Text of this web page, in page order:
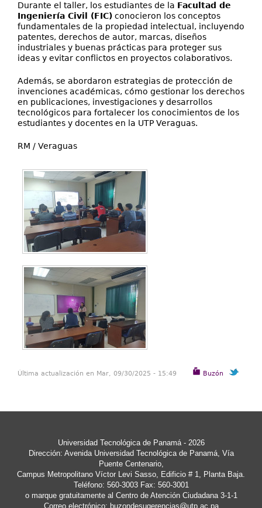
Durante el taller, los estudiantes de la Facultad de
Ingeniería Civil (FIC) conocieron los conceptos
fundamentales de la propiedad intelectual, incluyendo
patentes, derechos de autor, marcas, diseños
industriales y buenas prácticas para proteger sus
ideas y evitar conflictos en proyectos colaborativos.
Además, se abordaron estrategias de protección de
invenciones académicas, cómo gestionar los derechos
en publicaciones, investigaciones y desarrollos
tecnológicos para fortalecer los conocimientos de los
estudiantes y docentes en la UTP Veraguas.
RM / Veraguas
Buzón
Última actualización en Mar, 09/30/2025 - 15:49
Universidad Tecnológica de Panamá - 2026
Dirección: Avenida Universidad Tecnológica de Panamá, Vía
Puente Centenario,
Campus Metropolitano Víctor Levi Sasso, Edificio # 1, Planta Baja.
Teléfono: 560-3003 Fax: 560-3001
o marque gratuitamente al Centro de Atención Ciudadana 3-1-1
Correo electrónico: buzondesugerencias@utp.ac.pa